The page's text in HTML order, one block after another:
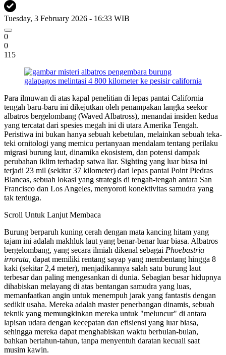
Tuesday, 3 February 2026 - 16:33 WIB
0
0
115
Para ilmuwan di atas kapal penelitian di lepas pantai California
tengah baru-baru ini dikejutkan oleh penampakan langka seekor
albatros bergelombang (Waved Albatross), menandai insiden kedua
yang tercatat dari spesies megah ini di utara Amerika Tengah.
Peristiwa ini bukan hanya sebuah kebetulan, melainkan sebuah teka-
teki ornitologi yang memicu pertanyaan mendalam tentang perilaku
migrasi burung laut, dinamika ekosistem, dan potensi dampak
perubahan iklim terhadap satwa liar. Sighting yang luar biasa ini
terjadi 23 mil (sekitar 37 kilometer) dari lepas pantai Point Piedras
Blancas, sebuah lokasi yang strategis di tengah-tengah antara San
Francisco dan Los Angeles, menyoroti konektivitas samudra yang
tak terduga.
Scroll Untuk Lanjut Membaca
Burung berparuh kuning cerah dengan mata kancing hitam yang
tajam ini adalah makhluk laut yang benar-benar luar biasa. Albatros
bergelombang, yang secara ilmiah dikenal sebagai Phoebastria
irrorata, dapat memiliki rentang sayap yang membentang hingga 8
kaki (sekitar 2,4 meter), menjadikannya salah satu burung laut
terbesar dan paling mengesankan di dunia. Sebagian besar hidupnya
dihabiskan melayang di atas bentangan samudra yang luas,
memanfaatkan angin untuk menempuh jarak yang fantastis dengan
sedikit usaha. Mereka adalah master penerbangan dinamis, sebuah
teknik yang memungkinkan mereka untuk "meluncur" di antara
lapisan udara dengan kecepatan dan efisiensi yang luar biasa,
sehingga mereka dapat menghabiskan waktu berbulan-bulan,
bahkan bertahun-tahun, tanpa menyentuh daratan kecuali saat
musim kawin.